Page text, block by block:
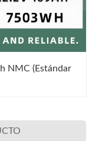
NMC (Estándar